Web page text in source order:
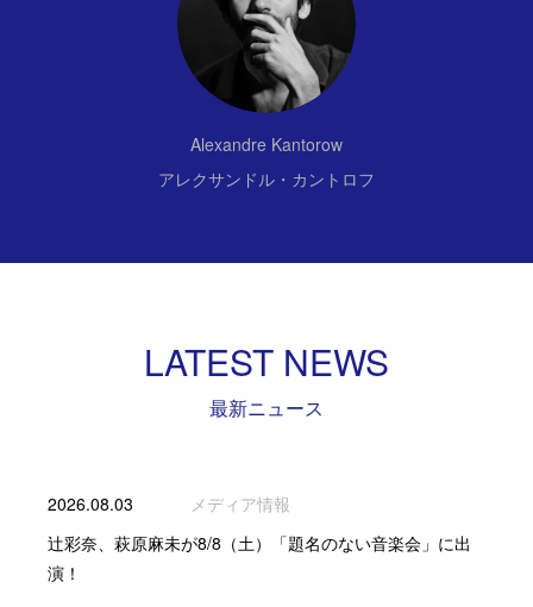
Alexandre Kantorow
アレクサンドル・カントロフ
LATEST NEWS
最新ニュース
2026.08.03
メディア情報
辻彩奈、萩原麻未が8/8（土）「題名のない音楽会」に出
演！